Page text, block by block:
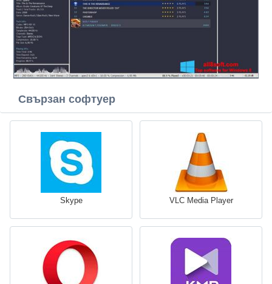
Свързан софтуер
Skype VLC Media Player